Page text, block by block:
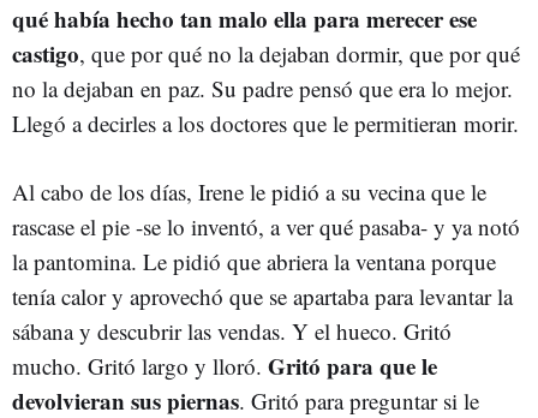
qué había hecho tan malo ella para merecer ese
castigo, que por qué no la dejaban dormir, que por qué
no la dejaban en paz. Su padre pensó que era lo mejor.
Llegó a decirles a los doctores que le permitieran morir.
Al cabo de los días, Irene le pidió a su vecina que le
rascase el pie -se lo inventó, a ver qué pasaba- y ya notó
la pantomina. Le pidió que abriera la ventana porque
tenía calor y aprovechó que se apartaba para levantar la
sábana y descubrir las vendas. Y el hueco. Gritó
mucho. Gritó largo y lloró. Gritó para que le
devolvieran sus piernas. Gritó para preguntar si le